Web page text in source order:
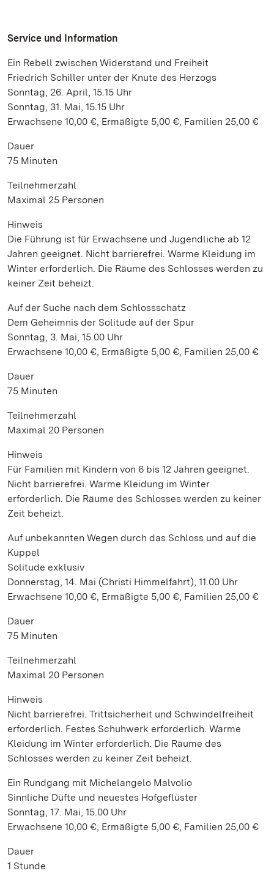
Service und Information
Ein Rebell zwischen Widerstand und Freiheit
Friedrich Schiller unter der Knute des Herzogs
Sonntag, 26. April, 15.15 Uhr
Sonntag, 31. Mai, 15.15 Uhr
Erwachsene 10,00 €, Ermäßigte 5,00 €, Familien 25,00 €
Dauer
75 Minuten
Teilnehmerzahl
Maximal 25 Personen
Hinweis
Die Führung ist für Erwachsene und Jugendliche ab 12
Jahren geeignet. Nicht barrierefrei. Warme Kleidung im
Winter erforderlich. Die Räume des Schlosses werden zu
keiner Zeit beheizt.
Auf der Suche nach dem Schlossschatz
Dem Geheimnis der Solitude auf der Spur
Sonntag, 3. Mai, 15.00 Uhr
Erwachsene 10,00 €, Ermäßigte 5,00 €, Familien 25,00 €
Dauer
75 Minuten
Teilnehmerzahl
Maximal 20 Personen
Hinweis
Für Familien mit Kindern von 6 bis 12 Jahren geeignet.
Nicht barrierefrei. Warme Kleidung im Winter
erforderlich. Die Räume des Schlosses werden zu keiner
Zeit beheizt.
Auf unbekannten Wegen durch das Schloss und auf die
Kuppel
Solitude exklusiv
Donnerstag, 14. Mai (Christi Himmelfahrt), 11.00 Uhr
Erwachsene 10,00 €, Ermäßigte 5,00 €, Familien 25,00 €
Dauer
75 Minuten
Teilnehmerzahl
Maximal 20 Personen
Hinweis
Nicht barrierefrei. Trittsicherheit und Schwindelfreiheit
erforderlich. Festes Schuhwerk erforderlich. Warme
Kleidung im Winter erforderlich. Die Räume des
Schlosses werden zu keiner Zeit beheizt.
Ein Rundgang mit Michelangelo Malvolio
Sinnliche Düfte und neuestes Hofgeflüster
Sonntag, 17. Mai, 15.00 Uhr
Erwachsene 10,00 €, Ermäßigte 5,00 €, Familien 25,00 €
Dauer
1 Stunde